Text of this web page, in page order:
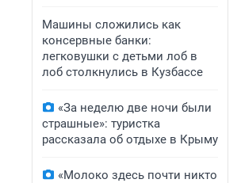
Машины сложились как
консервные банки:
легковушки с детьми лоб в
лоб столкнулись в Кузбассе
«За неделю две ночи были
страшные»: туристка
рассказала об отдыхе в Крыму
«Молоко здесь почти никто